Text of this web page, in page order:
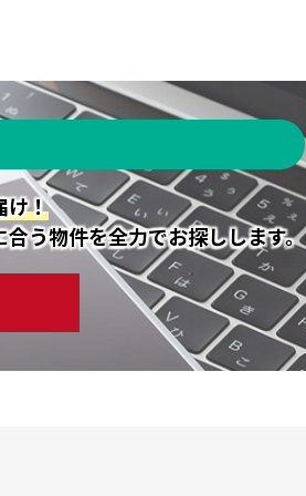
け！
う物件を全力でお探しします。